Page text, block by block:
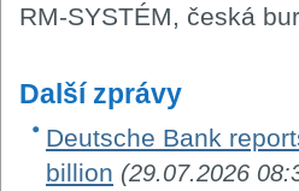
RM-SYSTÉM, česká
Další zprávy
Deutsche Bank
billion (29.07.2026